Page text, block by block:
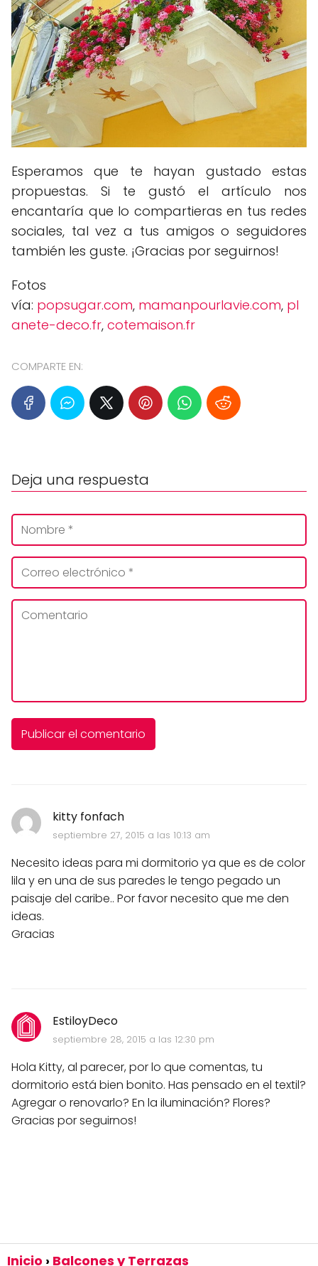
Esperamos que te hayan gustado estas
propuestas. Si te gustó el artículo nos
encantaría que lo compartieras en tus redes
sociales, tal vez a tus amigos o seguidores
también les guste. ¡Gracias por seguirnos!
Fotos
vía: popsugar.com, mamanpourlavie.com, pl
anete-deco.fr, cotemaison.fr
COMPARTE EN:
kitty fonfach
septiembre 27, 2015 a las 10:13 am
Necesito ideas para mi dormitorio ya que es de color
lila y en una de sus paredes le tengo pegado un
paisaje del caribe.. Por favor necesito que me den
ideas.
Gracias
EstiloyDeco
septiembre 28, 2015 a las 12:30 pm
Hola Kitty, al parecer, por lo que comentas, tu
dormitorio está bien bonito. Has pensado en el textil?
Agregar o renovarlo? En la iluminación? Flores?
Gracias por seguirnos!
Deja una respuesta
Inicio Balcones y Terrazas